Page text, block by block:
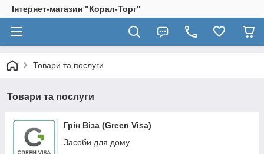
Інтернет-магазин "Корал-Торг"
Товари та послуги
Товари та послуги
Грін Віза (Green Visa)
Засоби для дому